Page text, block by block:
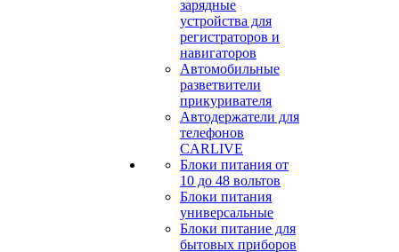
зарядные
устройства для
регистраторов и
навигаторов
Автомобильные
разветвители
прикуривателя
Автодержатели для
телефонов
CARLIVE
Блоки питания от
10 до 48 вольтов
Блоки питания
универсальные
Блоки питание для
бытовых приборов